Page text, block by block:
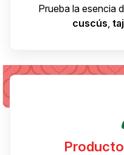
Prueba la esencia
cuscús,